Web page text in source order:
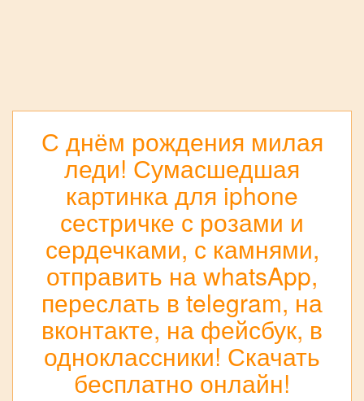
С днём рождения милая
леди! Сумасшедшая
картинка для iphone
сестричке с розами и
сердечками, с камнями,
отправить на whatsApp,
переслать в telegram, на
вконтакте, на фейсбук, в
одноклассники! Скачать
бесплатно онлайн!